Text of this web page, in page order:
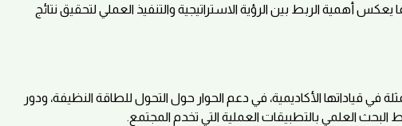
أهمية الربط بين الرؤية الاستراتيجية والتنفيذ العملي لتحقيق نتائج
في قياداتها الأكاديمية، في دعم الحوار حول التحول للطاقة النظيفة، ودور
العلمي بالتطبيقات العملية التي تخدم المجتمع.